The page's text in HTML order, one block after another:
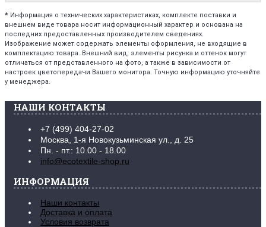
* Информация о технических характеристиках, комплекте поставки и
внешнем виде товара носит информационный характер и основана на
последних предоставленных производителем сведениях.
Изображение может содержать элементы оформления, не входящие в
комплектацию товара. Внешний вид, элементы рисунка и оттенок могут
отличаться от представленного на фото, а также в зависимости от
настроек цветопередачи Вашего монитора. Точную информацию уточняйте
у менеджера.
НАШИ КОНТАКТЫ
+7 (499) 404-27-02
Москва, 1-я Новокузьминская ул., д. 25
Пн. - пт.: 10.00 - 18.00
info@ecotextile-shop.ru
ИНФОРМАЦИЯ
Наши контакты
Доставка и оплата
Условия возврата